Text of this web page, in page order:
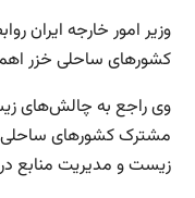
وزیر امور خارجه ایران
کشورهای ساحلی خزر
وی راجع به چالش‌های
مشترک کشورهای ساحلی
زیست و مدیریت منابع